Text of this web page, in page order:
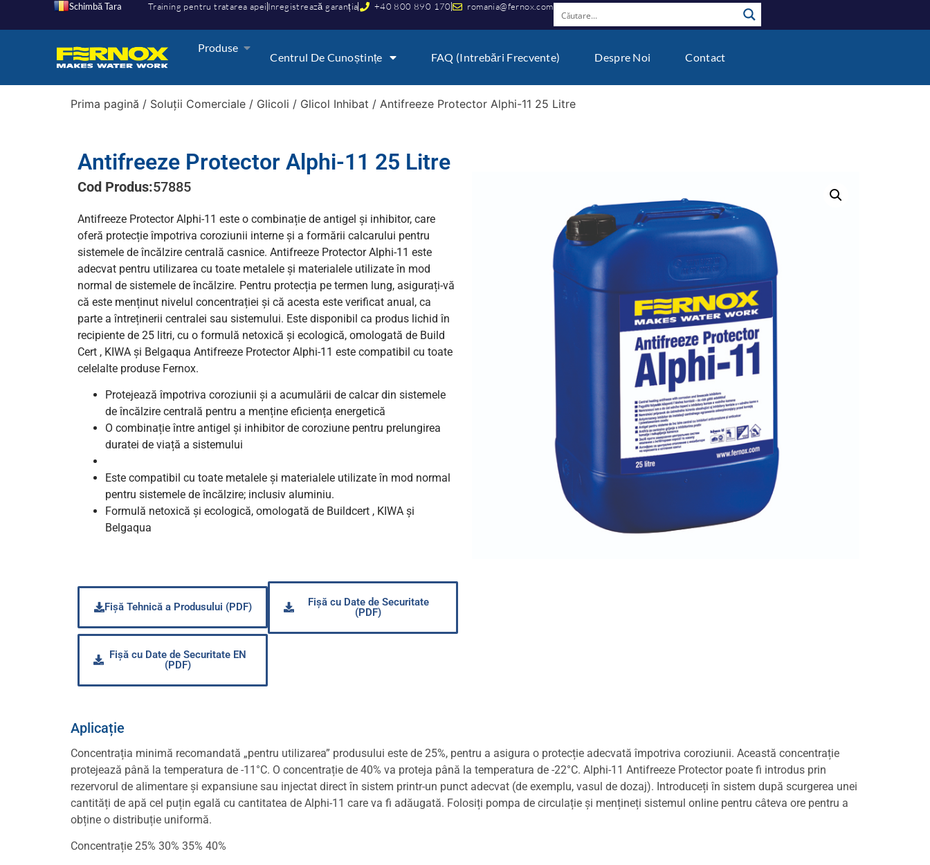
Schimbă Tara Training pentru tratarea apei Inregistrează garanția +40 800 890 170 romania@fernox.com
Produse
Centrul De Cunoștințe FAQ (Intrebări Frecvente) Despre Noi Contact
Prima pagină / Soluții Comerciale / Glicoli / Glicol Inhibat / Antifreeze Protector Alphi-11 25 Litre
Antifreeze Protector Alphi-11 25 Litre
Cod Produs:57885
Antifreeze Protector Alphi-11 este o combinație de antigel și inhibitor, care
oferă protecție împotriva coroziunii interne și a formării calcarului pentru
sistemele de încălzire centrală casnice. Antifreeze Protector Alphi-11 este
adecvat pentru utilizarea cu toate metalele și materialele utilizate în mod
normal de sistemele de încălzire. Pentru protecția pe termen lung, asigurați-vă
că este menținut nivelul concentrației și că acesta este verificat anual, ca
parte a întreținerii centralei sau sistemului. Este disponibil ca produs lichid în
recipiente de 25 litri, cu o formulă netoxică și ecologică, omologată de Build
Cert , KIWA și Belgaqua Antifreeze Protector Alphi-11 este compatibil cu toate
celelalte produse Fernox.
Protejează împotriva coroziunii și a acumulării de calcar din sistemele
de încălzire centrală pentru a menține eficiența energetică
O combinație între antigel și inhibitor de coroziune pentru prelungirea
duratei de viață a sistemului
Este compatibil cu toate metalele și materialele utilizate în mod normal
pentru sistemele de încălzire; inclusiv aluminiu.
Formulă netoxică și ecologică, omologată de Buildcert , KIWA și
Belgaqua
Fișă Tehnică a Produsului (PDF)
Fișă cu Date de Securitate
(PDF)
Fișă cu Date de Securitate EN
(PDF)
Aplicație
Concentrația minimă recomandată „pentru utilizarea” produsului este de 25%, pentru a asigura o protecție adecvată împotriva coroziunii. Această concentrație
protejează până la temperatura de -11°C. O concentrație de 40% va proteja până la temperatura de -22°C. Alphi-11 Antifreeze Protector poate fi introdus prin
rezervorul de alimentare și expansiune sau injectat direct în sistem printr-un punct adecvat (de exemplu, vasul de dozaj). Introduceți în sistem după scurgerea unei
cantități de apă cel puțin egală cu cantitatea de Alphi-11 care va fi adăugată. Folosiți pompa de circulație și mențineți sistemul online pentru câteva ore pentru a
obține o distribuție uniformă.
Concentrație 25% 30% 35% 40%